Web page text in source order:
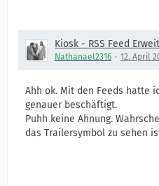
Kiosk - RSS Feed
Nathanael2316 12. April
Ahh ok. Mit den Feeds hatte
genauer beschäftigt.
Puhh keine Ahnung.
das Trailersymbol zu sehen